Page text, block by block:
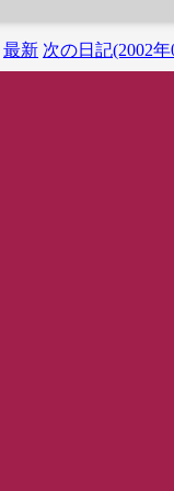
最新 次の日記(2002